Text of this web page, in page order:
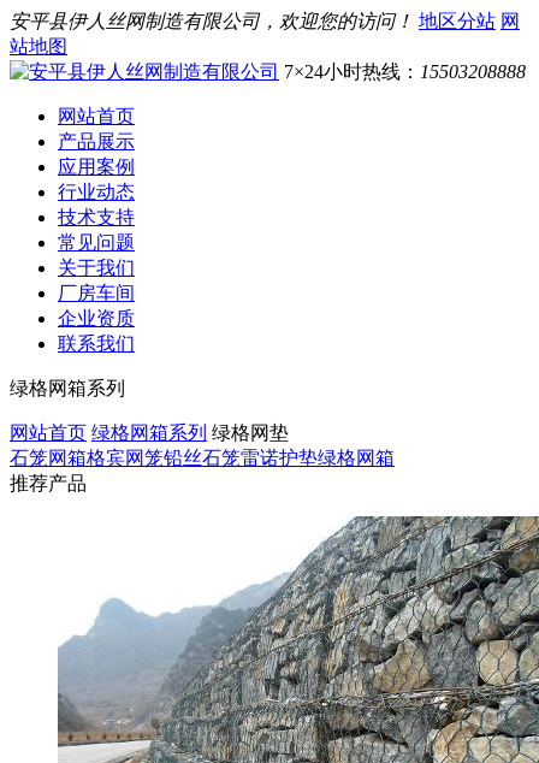
安平县伊人丝网制造有限公司，欢迎您的访问！ 地区分站 网
站地图
7×24小时热线： 15503208888
网站首页
产品展示
应用案例
行业动态
技术支持
常见问题
关于我们
厂房车间
企业资质
联系我们
绿格网箱系列
网站首页 绿格网箱系列 绿格网垫
石笼网箱格宾网笼铅丝石笼雷诺护垫绿格网箱
推荐产品